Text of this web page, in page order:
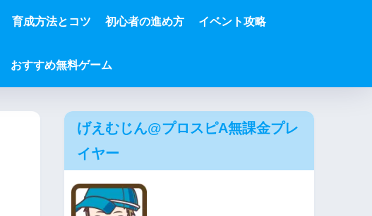
育成方法とコツ 初心者の進め方 イベント攻略
おすすめ無料ゲーム
げえむじん@プロスピA無課金プレ
イヤー